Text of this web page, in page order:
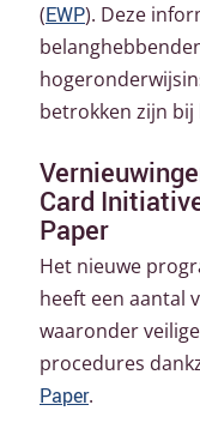
(EWP). Deze
betrokken zijn
Card
Paper
Het nieuwe
heeft een aantal
waaronder
procedures
Paper.